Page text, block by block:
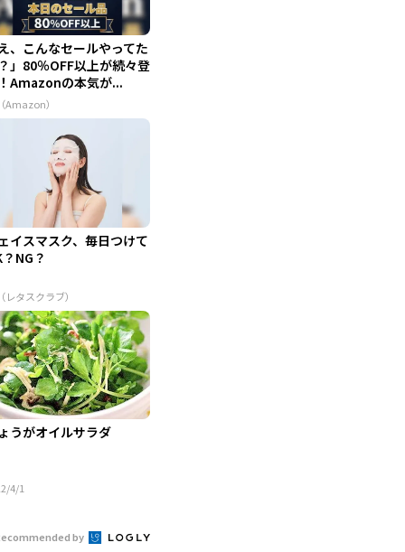
、こんなセールやってた
」80％OFF以上が続々登
Amazonの本気が...
Amazon）
イスマスク、毎日つけて
NG？
レタスクラブ）
うがオイルサラダ
4/1
by